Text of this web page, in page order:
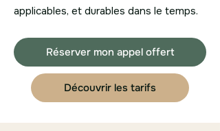
applicables, et durables dans le temps.
Réserver mon appel offert
Découvrir les tarifs